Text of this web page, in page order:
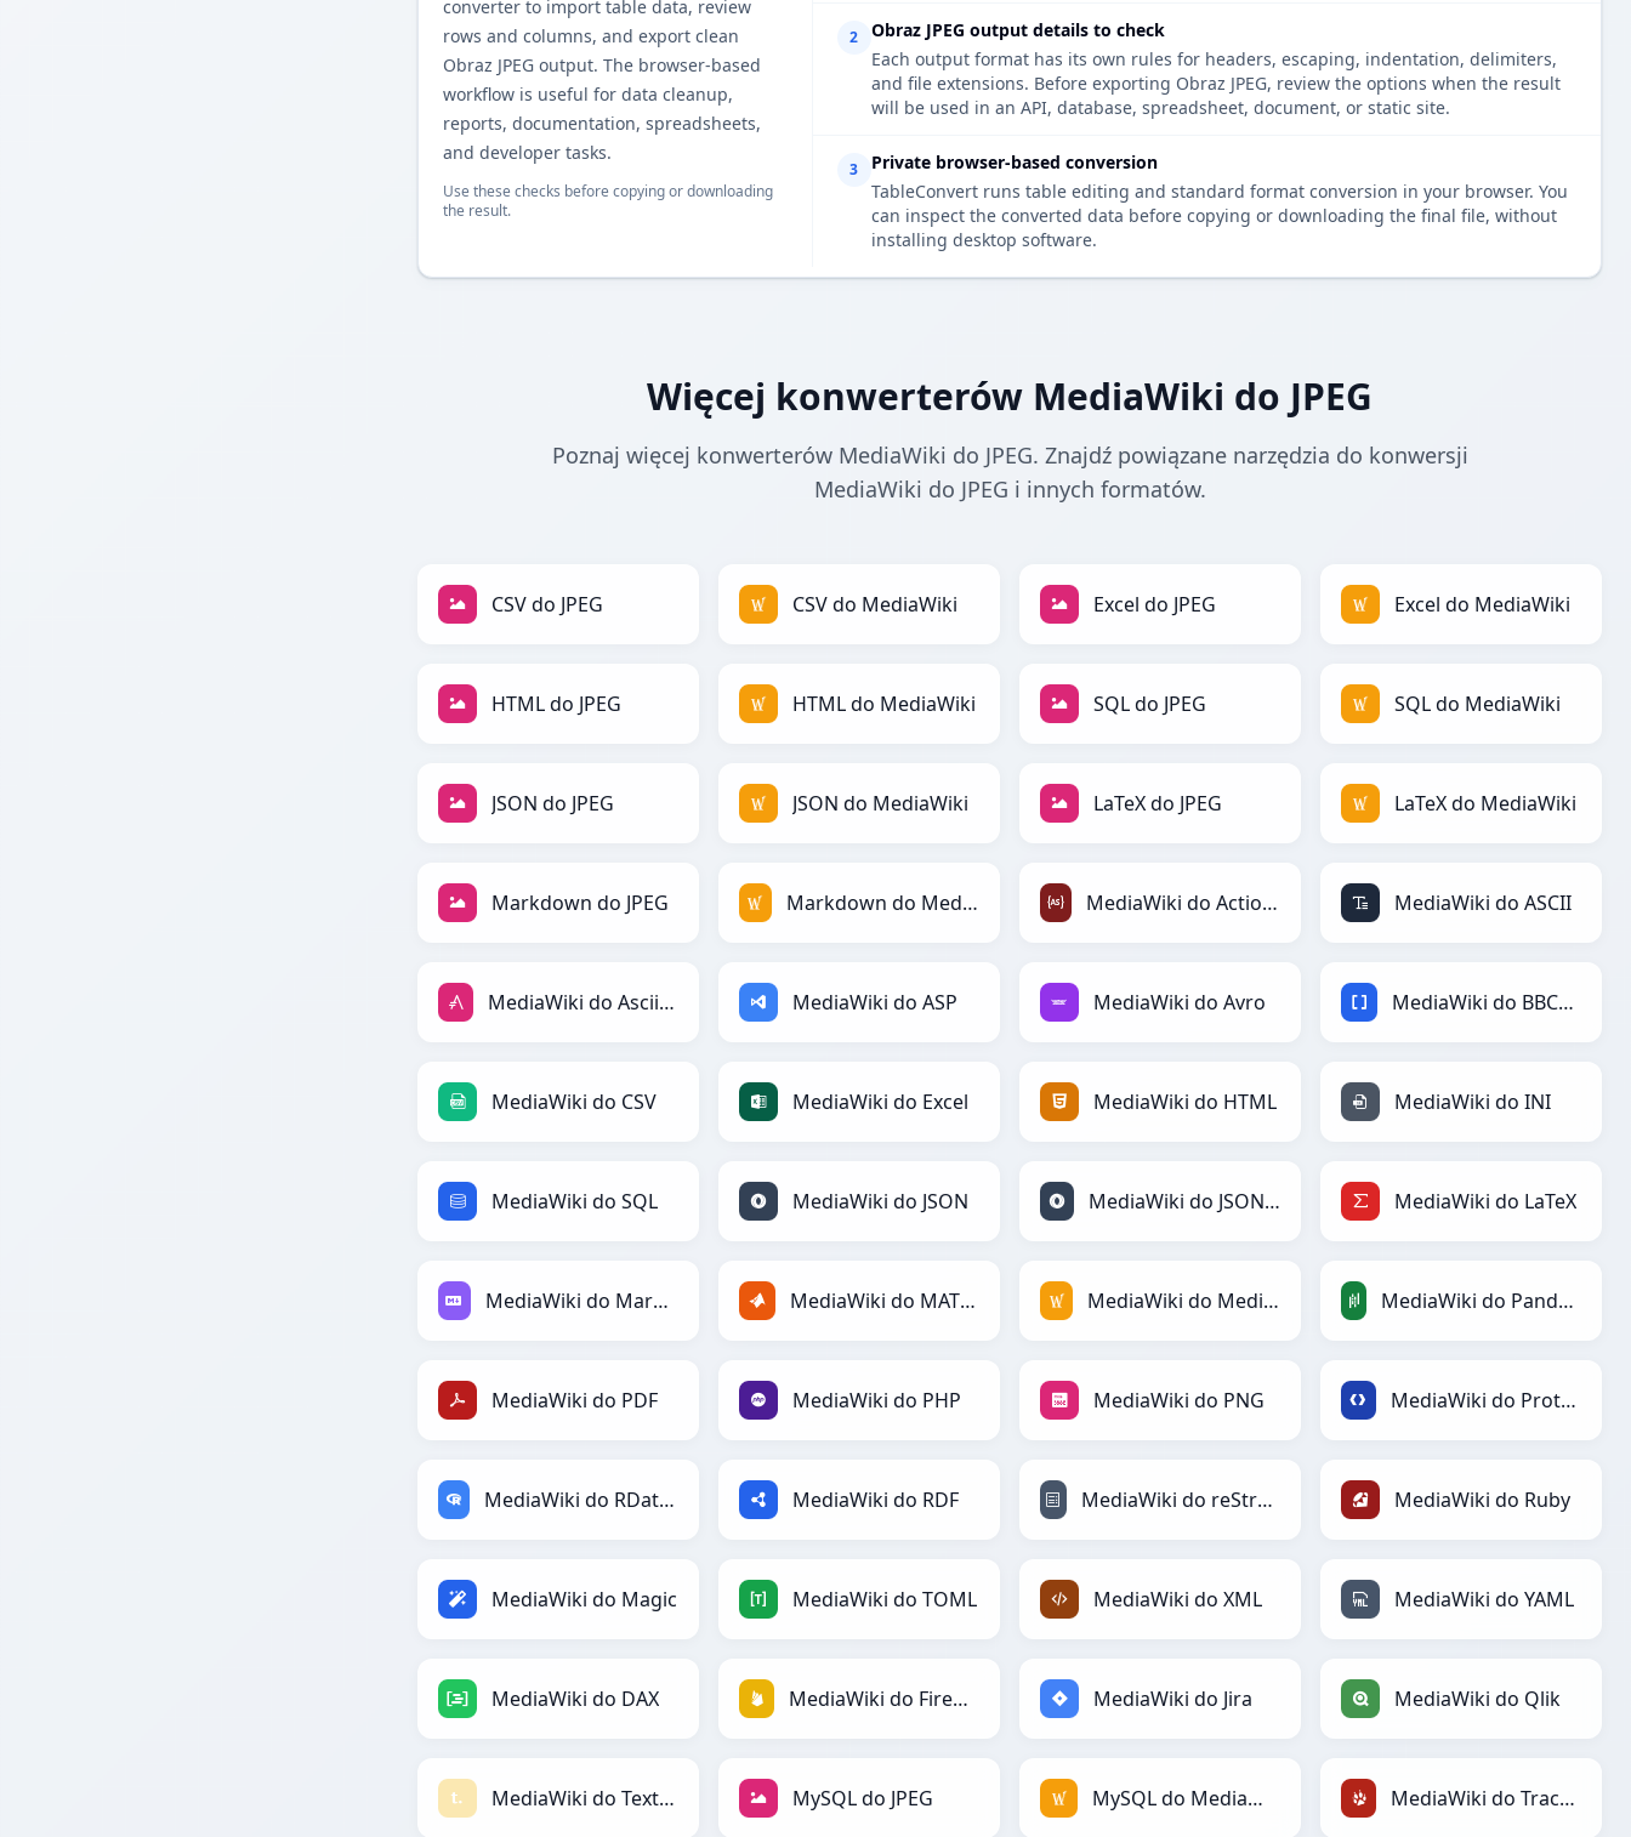
converter to import table data, review
rows and columns, and export clean
Obraz JPEG output. The browser-based
workflow is useful for data cleanup,
reports, documentation, spreadsheets,
and developer tasks.
Use these checks before copying or downloading
the result.
2
Obraz JPEG output details to check
Each output format has its own rules for headers, escaping, indentation, delimiters,
and file extensions. Before exporting Obraz JPEG, review the options when the result
will be used in an API, database, spreadsheet, document, or static site.
3
Private browser-based conversion
TableConvert runs table editing and standard format conversion in your browser. You
can inspect the converted data before copying or downloading the final file, without
installing desktop software.
Więcej konwerterów MediaWiki do JPEG
Poznaj więcej konwerterów MediaWiki do JPEG. Znajdź powiązane narzędzia do konwersji
MediaWiki do JPEG i innych formatów.
CSV do JPEG CSV do MediaWiki Excel do JPEG Excel do MediaWiki
HTML do JPEG HTML do MediaWiki SQL do JPEG SQL do MediaWiki
JSON do JPEG JSON do MediaWiki LaTeX do JPEG LaTeX do MediaWiki
Markdown do JPEG Markdown do MediaWiki MediaWiki do ActionScript MediaWiki do ASCII
MediaWiki do AsciiDoc MediaWiki do ASP MediaWiki do Avro MediaWiki do BBCode
MediaWiki do CSV MediaWiki do Excel MediaWiki do HTML MediaWiki do INI
MediaWiki do SQL MediaWiki do JSON MediaWiki do JSONLines MediaWiki do LaTeX
MediaWiki do Markdown MediaWiki do MATLAB MediaWiki do MediaWiki MediaWiki do PandasDataFrame
MediaWiki do PDF MediaWiki do PHP MediaWiki do PNG MediaWiki do Protobuf
MediaWiki do RDataFrame MediaWiki do RDF MediaWiki do reStructuredText MediaWiki do Ruby
MediaWiki do Magic MediaWiki do TOML MediaWiki do XML MediaWiki do YAML
MediaWiki do DAX MediaWiki do Firebase MediaWiki do Jira MediaWiki do Qlik
MediaWiki do Textile MySQL do JPEG MySQL do MediaWiki MediaWiki do TracWiki